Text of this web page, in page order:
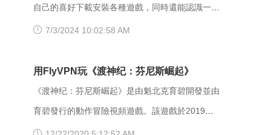
世界。 玩家採用可定制的雇傭兵V的第一人稱視
角，他們可以學習駭客和機械技能，並可選擇近戰
自己的喜好下載安裝各種遊戲，同時還能認識一群
志同道合的玩家。但很多人進不去 DMM 商店，因
VPN 服務就成為了一種解決方法。 FlyVPN 作
為專業的 VPN 服務供應商，提供全球範圍內的
VPN 伺服器，自然也包括日本地區。除了造訪
DMM 商店以外，使用 FlyVPN 連接日本 IP 還可以
7/3/2024 10:02:58 AM
用FlyVPN玩《渡神纪：芬尼斯崛起》
《渡神纪：芬尼斯崛起》是由魁北克育碧開發並由
育碧發行的動作冒險視頻遊戲。該遊戲於2019年
E3宣佈為眾神與怪物，該遊戲將於2020年12月3日